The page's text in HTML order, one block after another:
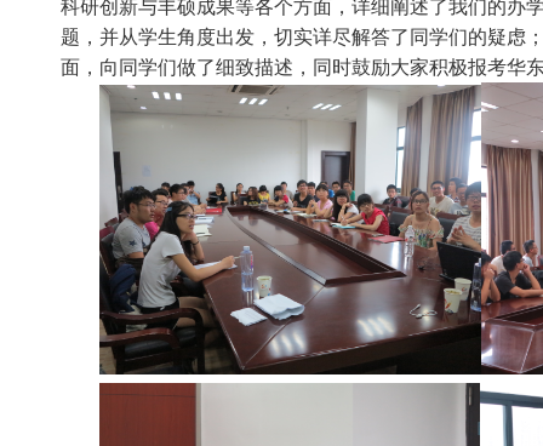
科研创新与丰硕成果等各个方面，详细阐述了我们的办
题，并从学生角度出发，切实详尽解答了同学们的疑虑
面，向同学们做了细致描述，同时鼓励大家积极报考华